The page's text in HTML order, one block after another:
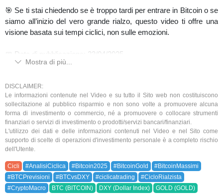
⚠️ Contenuti a solo scopo informativo/educativo. Non sono
consulenza finanziaria né sollecitazione all’acquisto o alla vendita.
perdita totale del capitale.
🎯 Se ti stai chiedendo se è troppo tardi per entrare in Bitcoin o se
siamo all’inizio del vero grande rialzo, questo video ti offre una
visione basata sui tempi ciclici, non sulle emozioni.
📅 Data di pubblicazione: 23/04/2025
educativo e non costituiscono consigli finanziari. Investire in
criptovalute comporta rischi e dovresti fare le tue ricerche prima
di prendere decisioni di investimento.
Mostra di più...
DISCLAIMER:
Le informazioni contenute nel Video e su tutto il Sito web non costituiscono
sollecitazione al pubblico risparmio e non sono volte a promuovere alcuna
forma di investimento o commercio, né a promuovere o collocare strumenti
finanziari o servizi di investimento o prodotti/servizi bancari/finanziari.
L'utilizzo dei dati e delle informazioni contenuti nel Video e nel Sito come
supporto di scelte di operazioni d'investimento personale è a completo rischio
dell'Utente.
Cicli #AnalisiCiclica #Bitcoin2025 #BitcoinGold
#BitcoinMassimi
#BTCPrevisioni
#BTCvsDXY #ciclicatrading
#CicloRialzista
#CryptoMacro
BTC (BITCOIN) DXY (Dollar Index) GOLD (GOLD)